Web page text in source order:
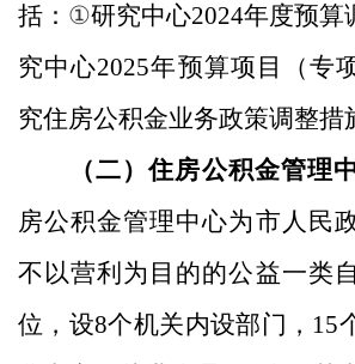
括： ①研究中心2024年度预算
究中心2025年预算项目（专
究住房公积金业务政策调整措
（二）住房公积金管理
房公积金管理中心为市人民
不以营利为目的的公益一类
位，设8个机关内设部门， 15